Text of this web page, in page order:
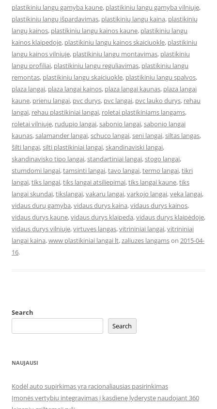
plastikiniu langu gamyba kaune, plastikiniu langu gamyba vilniuje,
plastikinių langų išpardavimas, plastikinių langų kaina, plastikinių
langų kainos, plastikiniu langu kainos kaune, plastikiniu langu
kainos klaipedoje, plastikiniu langu kainos skaiciuokle, plastikiniu
langu kainos vilniuje, plastikiniu langu montavimas, plastikiniu
langu profiliai, plastikiniu langu reguliavimas, plastikiniu langu
remontas, plastikiniu langu skaiciuokle, plastikiniu langu spalvos,
plaza langai, plaza langai kainos, plaza langai kaunas, plaza langai
kaune, prienu langai, pvc durys, pvc langai, pvc lauko durys, rehau
langai, rehau plastikiniai langai, roletai plastikiniams langams,
roletai vilniuje, rudupio langai,sabonio langai,sabonio langai
kaunas,salamander langai,schuco langai,seni langai,siltas langas,
šilti langai,silti plastikiniai langai,skandinaviski langai,
skandinavisko tipo langai,standartiniai langai,stogo langai,
stumdomi langai,tamsinti langai,tavo langai,termo langai,tikri
langai,tiks langai,tiks langai atsiliepimai,tiks langai kaune,tiks
langai skundai,tikslangai,vakaru langai,varkojo langai,veka langai,
vidaus durų gamyba,vidaus durys kaina,vidaus durys kainos,
vidaus durys kaune,vidaus durys klaipeda,vidaus durys klaipėdoje,
vidaus durys vilniuje,virtuves langas,vitrininiai langai,vitrininiai
langai kaina,www plastikiniai langai lt,zaliuzes langamson 2015-04-
16.
Search
Search
NAUJAUSI
Kodėl auto supirkimas yra racionaliausias pasirinkimas
Įmonės vertybių integravimas į kasdienę lyderystę naudojant 360